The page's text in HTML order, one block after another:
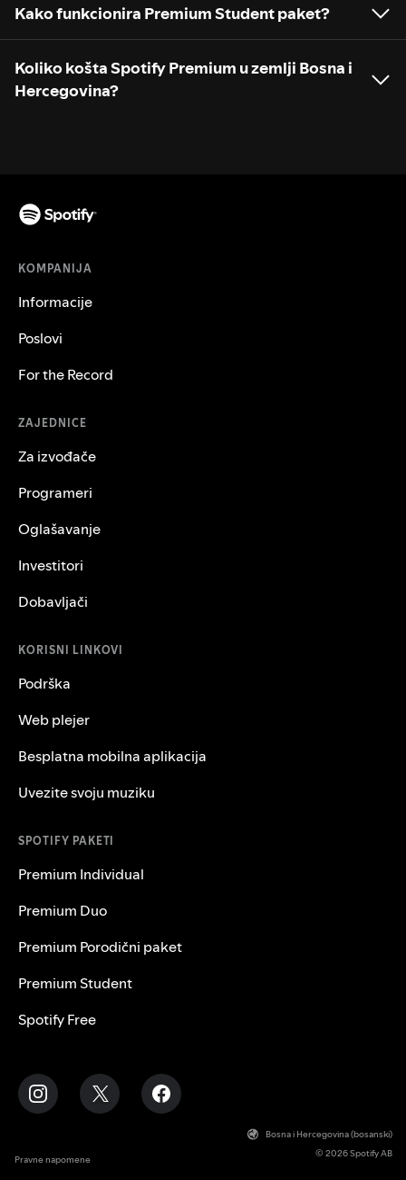
Kako funkcionira Premium Student paket?
Koliko košta Spotify Premium u zemlji Bosna i
Hercegovina?
KOMPANIJA
Informacije
Poslovi
For the Record
ZAJEDNICE
Za izvođače
Programeri
Oglašavanje
Investitori
Dobavljači
KORISNI LINKOVI
Podrška
Web plejer
Besplatna mobilna aplikacija
Uvezite svoju muziku
SPOTIFY PAKETI
Premium Individual
Premium Duo
Premium Porodični paket
Premium Student
Spotify Free
Bosna i Hercegovina (bosanski)
Pravne napomene
© 2026 Spotify AB